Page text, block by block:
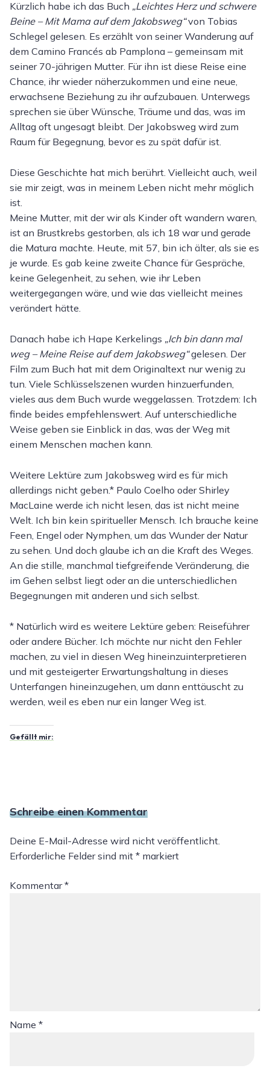
Kürzlich habe ich das Buch „Leichtes Herz und schwere
Beine – Mit Mama auf dem Jakobsweg“von Tobias
Schlegel gelesen. Es erzählt von seiner Wanderung auf
dem Camino Francés ab Pamplona – gemeinsam mit
seiner 70-jährigen Mutter. Für ihn ist diese Reise eine
Chance, ihr wieder näherzukommen und eine neue,
erwachsene Beziehung zu ihr aufzubauen. Unterwegs
sprechen sie über Wünsche, Träume und das, was im
Alltag oft ungesagt bleibt. Der Jakobsweg wird zum
Raum für Begegnung, bevor es zu spät dafür ist.
Diese Geschichte hat mich berührt. Vielleicht auch, weil
sie mir zeigt, was in meinem Leben nicht mehr möglich
ist.
Meine Mutter, mit der wir als Kinder oft wandern waren,
ist an Brustkrebs gestorben, als ich 18 war und gerade
die Matura machte. Heute, mit 57, bin ich älter, als sie es
je wurde. Es gab keine zweite Chance für Gespräche,
keine Gelegenheit, zu sehen, wie ihr Leben
weitergegangen wäre, und wie das vielleicht meines
verändert hätte.
Danach habe ich Hape Kerkelings „Ich bin dann mal
weg – Meine Reise auf dem Jakobsweg“gelesen. Der
Film zum Buch hat mit dem Originaltext nur wenig zu
tun. Viele Schlüsselszenen wurden hinzuerfunden,
vieles aus dem Buch wurde weggelassen. Trotzdem: Ich
finde beides empfehlenswert. Auf unterschiedliche
Weise geben sie Einblick in das, was der Weg mit
einem Menschen machen kann.
Weitere Lektüre zum Jakobsweg wird es für mich
allerdings nicht geben.* Paulo Coelho oder Shirley
MacLaine werde ich nicht lesen, das ist nicht meine
Welt. Ich bin kein spiritueller Mensch. Ich brauche keine
Feen, Engel oder Nymphen, um das Wunder der Natur
zu sehen. Und doch glaube ich an die Kraft des Weges.
An die stille, manchmal tiefgreifende Veränderung, die
im Gehen selbst liegt oder an die unterschiedlichen
Begegnungen mit anderen und sich selbst.
* Natürlich wird es weitere Lektüre geben: Reiseführer
oder andere Bücher. Ich möchte nur nicht den Fehler
machen, zu viel in diesen Weg hineinzuinterpretieren
und mit gesteigerter Erwartungshaltung in dieses
Unterfangen hineinzugehen, um dann enttäuscht zu
werden, weil es eben nur ein langer Weg ist.
Gefällt mir:
Schreibe einen Kommentar
Deine E-Mail-Adresse wird nicht veröffentlicht.
Erforderliche Felder sind mit* markiert
Kommentar*
Name*